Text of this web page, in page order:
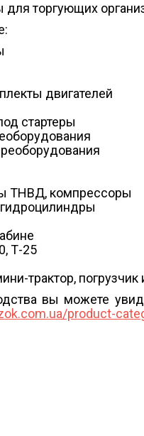
торгующих
двигателей
стартеры
ТНВД, компрессоры
Т-25
трактор, погрузчик
вы можете
product-